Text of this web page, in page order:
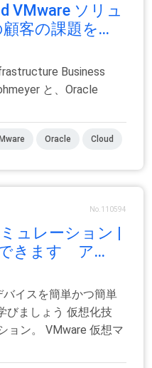
VMware ソリュ
客の課題を...
Business
と、Oracle
Oracle Cloud
No.110594
ュレーション |
できます ア...
イスを簡単かつ簡単
びましょう 仮想化技
ョン。 VMware 仮想マ